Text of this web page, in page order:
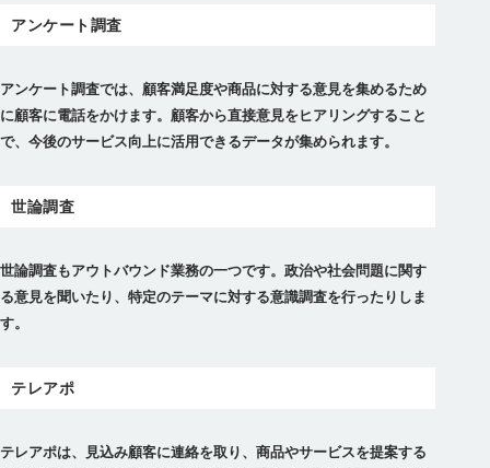
アンケート調査
アンケート調査では、顧客満足度や商品に対する意見を集めるため
に顧客に電話をかけます。顧客から直接意見をヒアリングすること
で、今後のサービス向上に活用できるデータが集められます。
世論調査
世論調査もアウトバウンド業務の一つです。政治や社会問題に関す
る意見を聞いたり、特定のテーマに対する意識調査を行ったりしま
す。
テレアポ
テレアポは、見込み顧客に連絡を取り、商品やサービスを提案する